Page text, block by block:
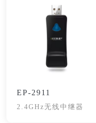
EP-2911
2.4GHz无线中继器